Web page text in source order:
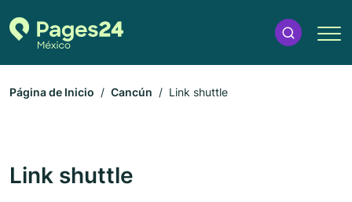
Página de Inicio Cancún Link shuttle
Link shuttle